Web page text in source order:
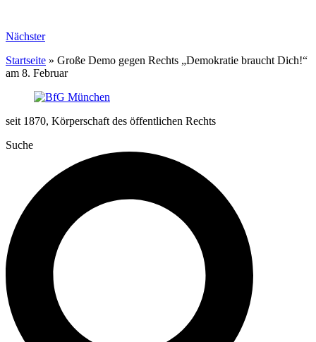
Nächster
Startseite » Große Demo gegen Rechts „Demokratie braucht Dich!“
am 8. Februar
seit 1870, Körperschaft des öffentlichen Rechts
Suche